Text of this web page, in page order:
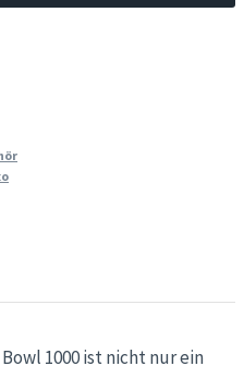
1000 ist nicht nur ein